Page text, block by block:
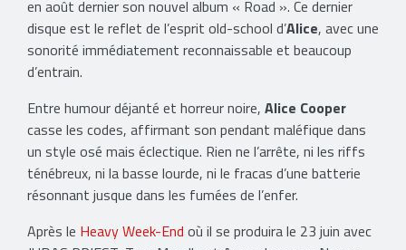
en août dernier son nouvel album « Road ». Ce dernier
disque est le reflet de l’esprit old-school d’Alice, avec une
sonorité immédiatement reconnaissable et beaucoup
d’entrain.
Entre humour déjanté et horreur noire, Alice Cooper
casse les codes, affirmant son pendant maléfique dans
un style osé mais éclectique. Rien ne l’arrête, ni les riffs
ténébreux, ni la basse lourde, ni le fracas d’une batterie
résonnant jusque dans les fumées de l’enfer.
Après le Heavy Week-End où il se produira le 23 juin avec